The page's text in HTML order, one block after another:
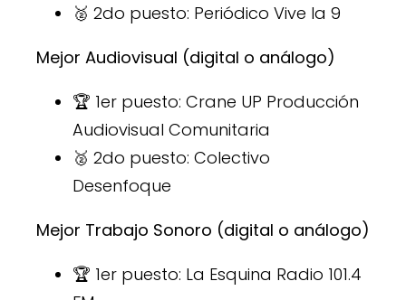
🥈 2do puesto: Periódico Vive la 9
Mejor Audiovisual (digital o análogo)
🏆 1er puesto: Crane UP Producción
Audiovisual Comunitaria
🥈 2do puesto: Colectivo
Desenfoque
Mejor Trabajo Sonoro (digital o análogo)
🏆 1er puesto: La Esquina Radio 101.4